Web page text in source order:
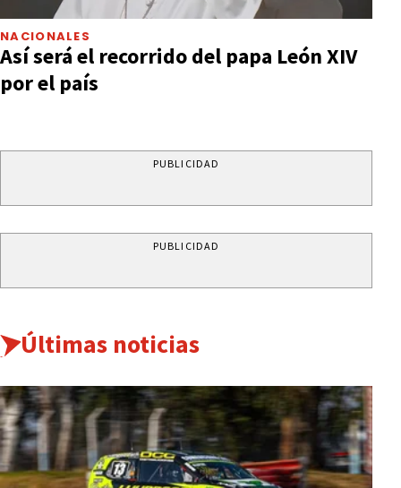
NACIONALES
Así será el recorrido del papa León XIV
por el país
PUBLICIDAD
PUBLICIDAD
Últimas noticias